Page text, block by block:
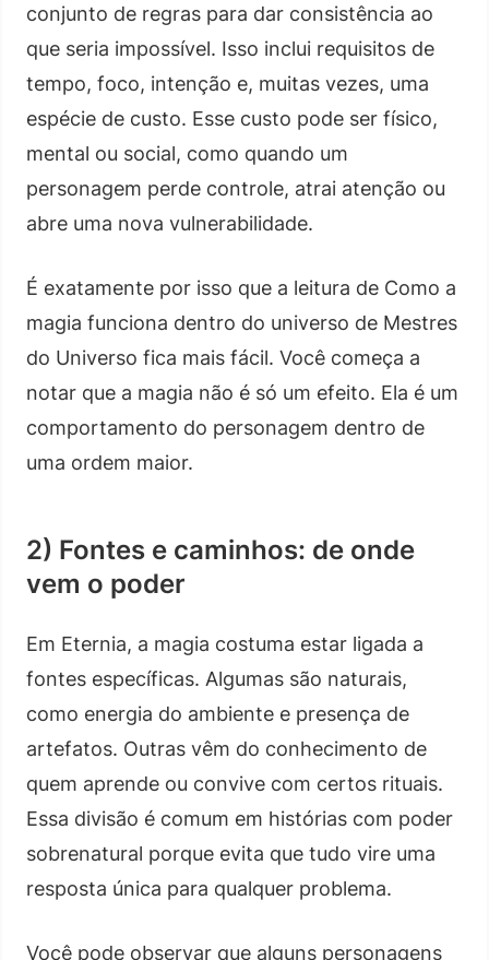
conjunto de regras para dar consistência ao
que seria impossível. Isso inclui requisitos de
tempo, foco, intenção e, muitas vezes, uma
espécie de custo. Esse custo pode ser físico,
mental ou social, como quando um
personagem perde controle, atrai atenção ou
abre uma nova vulnerabilidade.
É exatamente por isso que a leitura de Como a
magia funciona dentro do universo de Mestres
do Universo fica mais fácil. Você começa a
notar que a magia não é só um efeito. Ela é um
comportamento do personagem dentro de
uma ordem maior.
2) Fontes e caminhos: de onde
vem o poder
Em Eternia, a magia costuma estar ligada a
fontes específicas. Algumas são naturais,
como energia do ambiente e presença de
artefatos. Outras vêm do conhecimento de
quem aprende ou convive com certos rituais.
Essa divisão é comum em histórias com poder
sobrenatural porque evita que tudo vire uma
resposta única para qualquer problema.
Você pode observar que alguns personagens